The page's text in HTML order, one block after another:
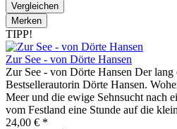
Vergleichen
Merken
TIPP!
Zur See - von Dörte Hansen
Zur See - von Dörte Hansen Der
Bestsellerautorin Dörte Hansen.
Meer und die ewige Sehnsucht nach
vom Festland eine Stunde auf die
24,00 € *